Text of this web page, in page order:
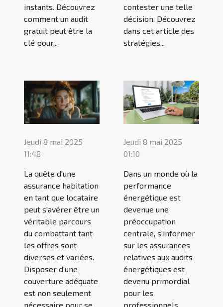
instants. Découvrez
comment un audit
gratuit peut être la
clé pour...
contester une telle
décision. Découvrez
dans cet article des
stratégies...
Jeudi 8 mai 2025
11:48
La quête d'une
assurance habitation
en tant que locataire
peut s'avérer être un
véritable parcours
du combattant tant
les offres sont
diverses et variées.
Disposer d'une
couverture adéquate
est non seulement
nécessaire pour se
Jeudi 8 mai 2025
01:10
Dans un monde où la
performance
énergétique est
devenue une
préoccupation
centrale, s'informer
sur les assurances
relatives aux audits
énergétiques est
devenu primordial
pour les
professionnels